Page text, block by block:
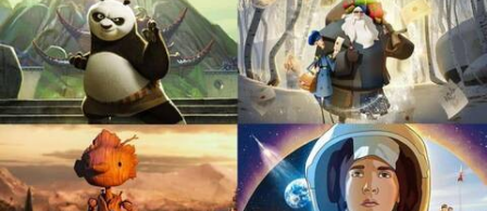
5 Film Animasi Terbaik di
Netflix
menulis Handoko Sep 27, 2023 12:06 pm
Apa ceritanya
Tidak ada batasan usia atau imajinasi dalam